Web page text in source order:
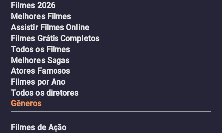
Filmes 2026
Melhores Filmes
Assistir Filmes Online
Filmes Grátis Completos
Todos os Filmes
Melhores Sagas
Atores Famosos
Filmes por Ano
Todos os diretores
Gêneros
Filmes de Ação